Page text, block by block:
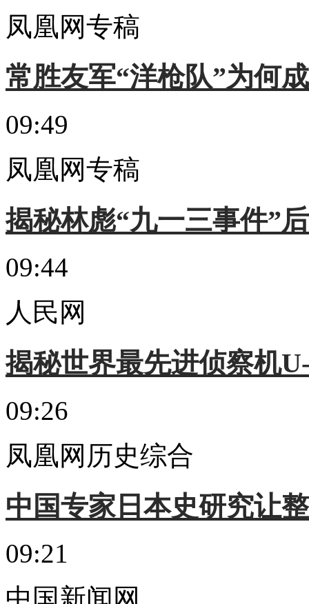
凤凰网专稿
常胜友军“洋枪队”为何
09:49
凤凰网专稿
揭秘林彪“九一三事件”
09:44
人民网
揭秘世界最先进侦察机
09:26
凤凰网历史综合
中国专家日本史研究让
09:21